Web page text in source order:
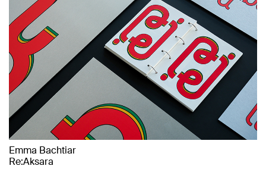
Emma Bachtiar
Re:Aksara